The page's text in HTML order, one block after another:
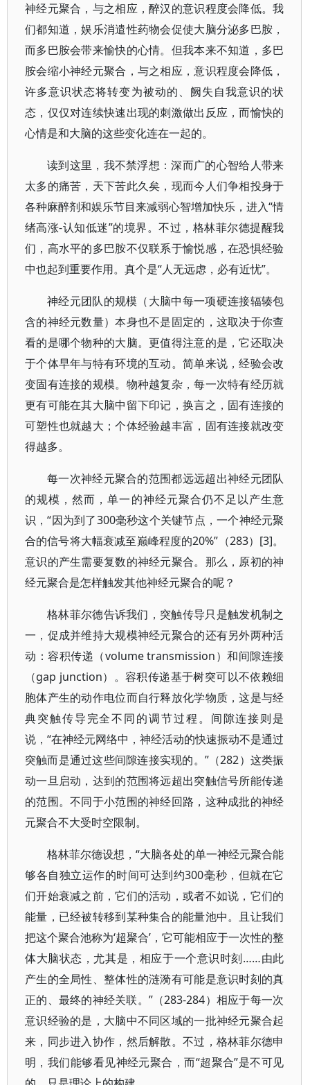
神经元聚合，与之相应，醉汉的意识程度会降低。我
们都知道，娱乐消遣性药物会促使大脑分泌多巴胺，
而多巴胺会带来愉快的心情。但我本来不知道，多巴
胺会缩小神经元聚合，与之相应，意识程度会降低，
许多意识状态将转变为被动的、阙失自我意识的状
态，仅仅对连续快速出现的刺激做出反应，而愉快的
心情是和大脑的这些变化连在一起的。
读到这里，我不禁浮想：深而广的心智给人带来
太多的痛苦，天下苦此久矣，现而今人们争相投身于
各种麻醉剂和娱乐节目来减弱心智增加快乐，进入“情
绪高涨-认知低迷”的境界。不过，格林菲尔德提醒我
们，高水平的多巴胺不仅联系于愉悦感，在恐惧经验
中也起到重要作用。真个是“人无远虑，必有近忧”。
神经元团队的规模（大脑中每一项硬连接辐辏包
含的神经元数量）本身也不是固定的，这取决于你查
看的是哪个物种的大脑。更值得注意的是，它还取决
于个体早年与特有环境的互动。简单来说，经验会改
变固有连接的规模。物种越复杂，每一次特有经历就
更有可能在其大脑中留下印记，换言之，固有连接的
可塑性也就越大；个体经验越丰富，固有连接就改变
得越多。
每一次神经元聚合的范围都远远超出神经元团队
的规模，然而，单一的神经元聚合仍不足以产生意
识，“因为到了300毫秒这个关键节点，一个神经元聚
合的信号将大幅衰减至巅峰程度的20%”（283）[3]。
意识的产生需要复数的神经元聚合。那么，原初的神
经元聚合是怎样触发其他神经元聚合的呢？
格林菲尔德告诉我们，突触传导只是触发机制之
一，促成并维持大规模神经元聚合的还有另外两种活
动：容积传递（volume transmission）和间隙连接
（gap junction）。容积传递基于树突可以不依赖细
胞体产生的动作电位而自行释放化学物质，这是与经
典突触传导完全不同的调节过程。间隙连接则是
说，“在神经元网络中，神经活动的快速振动不是通过
突触而是通过这些间隙连接实现的。”（282）这类振
动一旦启动，达到的范围将远超出突触信号所能传递
的范围。不同于小范围的神经回路，这种成批的神经
元聚合不大受时空限制。
格林菲尔德设想，“大脑各处的单一神经元聚合能
够各自独立运作的时间可达到约300毫秒，但就在它
们开始衰减之前，它们的活动，或者不如说，它们的
能量，已经被转移到某种集合的能量池中。且让我们
把这个聚合池称为‘超聚合’，它可能相应于一次性的整
体大脑状态，尤其是，相应于一个意识时刻……由此
产生的全局性、整体性的涟漪有可能是意识时刻的真
正的、最终的神经关联。”（283-284）相应于每一次
意识经验的是，大脑中不同区域的一批神经元聚合起
来，同步进入协作，然后解散。不过，格林菲尔德申
明，我们能够看见神经元聚合，而“超聚合”是不可见